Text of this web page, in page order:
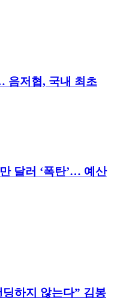
음저협, 국내 최초
달러 ‘폭탄’… 예산
하지 않는다” 김봉